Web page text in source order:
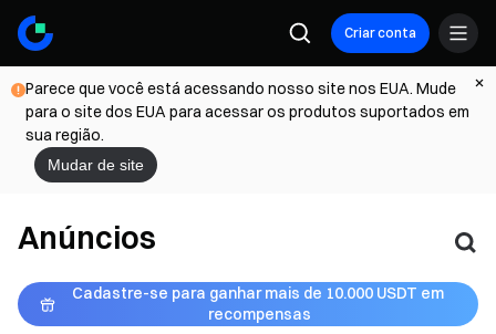
Criar conta
Parece que você está acessando nosso site nos EUA. Mude
para o site dos EUA para acessar os produtos suportados em
sua região.
Mudar de site
Anúncios
Cadastre-se para ganhar mais de 10.000 USDT em
recompensas